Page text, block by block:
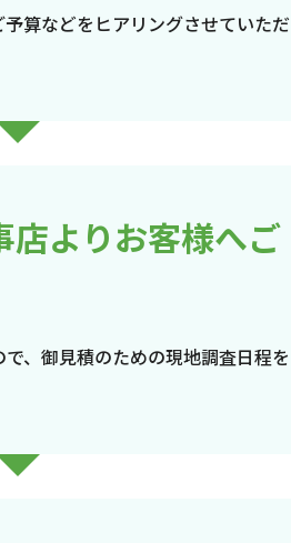
算などをヒアリングさせていただ
店よりお客様へご
、御見積のための現地調査日程を